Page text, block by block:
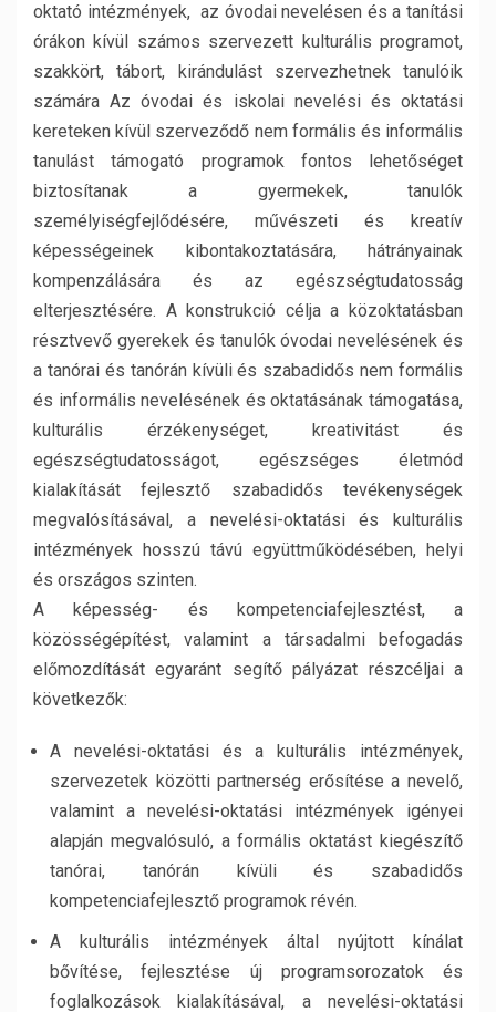
oktató intézmények, az óvodai nevelésen és a tanítási
órákon kívül számos szervezett kulturális programot,
szakkört, tábort, kirándulást szervezhetnek tanulóik
számára Az óvodai és iskolai nevelési és oktatási
kereteken kívül szerveződő nem formális és informális
tanulást támogató programok fontos lehetőséget
biztosítanak a gyermekek, tanulók
személyiségfejlődésére, művészeti és kreatív
képességeinek kibontakoztatására, hátrányainak
kompenzálására és az egészségtudatosság
elterjesztésére. A konstrukció célja a közoktatásban
résztvevő gyerekek és tanulók óvodai nevelésének és
a tanórai és tanórán kívüli és szabadidős nem formális
és informális nevelésének és oktatásának támogatása,
kulturális érzékenységet, kreativitást és
egészségtudatosságot, egészséges életmód
kialakítását fejlesztő szabadidős tevékenységek
megvalósításával, a nevelési-oktatási és kulturális
intézmények hosszú távú együttműködésében, helyi
és országos szinten.
A képesség- és kompetenciafejlesztést, a
közösségépítést, valamint a társadalmi befogadás
előmozdítását egyaránt segítő pályázat részcéljai a
következők:
A nevelési-oktatási és a kulturális intézmények,
szervezetek közötti partnerség erősítése a nevelő,
valamint a nevelési-oktatási intézmények igényei
alapján megvalósuló, a formális oktatást kiegészítő
tanórai, tanórán kívüli és szabadidős
kompetenciafejlesztő programok révén.
A kulturális intézmények által nyújtott kínálat
bővítése, fejlesztése új programsorozatok és
foglalkozások kialakításával, a nevelési-oktatási